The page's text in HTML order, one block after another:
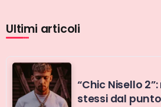
Ultimi articoli
“Chic Nisello
stessi dal